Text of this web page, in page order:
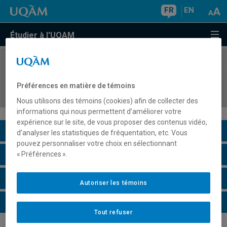
FR EN
Étudier à l'UQAM
COURS//
l'innovation dans un contexte de mondialisation
Description du cours
Horaire - Été 2026
Horaire - Automne 2026
Horaire - Hiver 2027
Préférences en matière de témoins
Nous utilisons des témoins (cookies) afin de collecter des
informations qui nous permettent d’améliorer votre
expérience sur le site, de vous proposer des contenus vidéo,
d’analyser les statistiques de fréquentation, etc. Vous
pouvez personnaliser votre choix en sélectionnant
« Préférences ».
Tout refuser
Autoriser les témoins